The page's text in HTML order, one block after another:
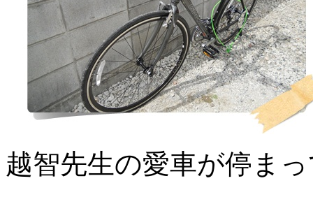
越智先生の愛車が停ま